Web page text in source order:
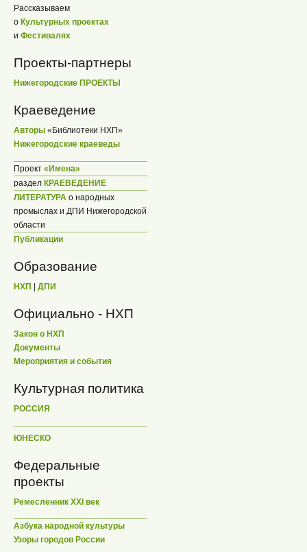
Рассказываем
о Культурных проектах
и Фестивалях
Проекты-партнеры
Нижегородские ПРОЕКТЫ
Краеведение
Авторы «Библиотеки НХП»
Нижегородские краеведы
Проект «Имена»
раздел КРАЕВЕДЕНИЕ
ЛИТЕРАТУРА о народных
промыслах и ДПИ Нижегородской
области
Публикации
Образование
НХП ДПИ
Официально - НХП
Закон о НХП
Документы
Мероприятия и события
Культурная политика
РОССИЯ
ЮНЕСКО
Федеральные
проекты
Ремесленник XXI век
Азбука народной культуры
Узоры городов России